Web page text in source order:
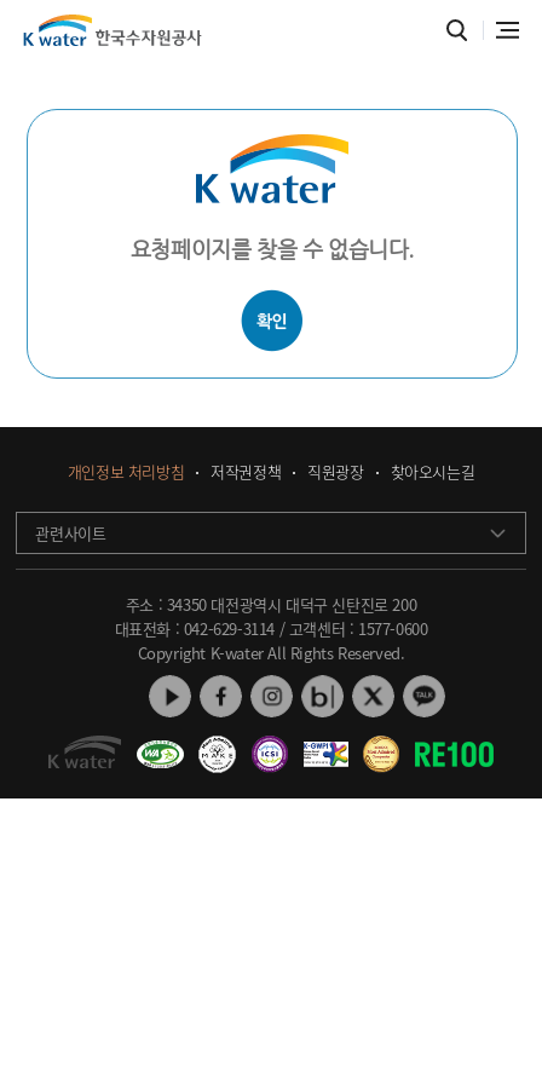
요청페이지를 찾을 수 없습니다.
개인정보 처리방침 저작권정책 직원광장 찾아오시는길
관련사이트
주소 : 34350 대전광역시 대덕구 신탄진로 200
대표전화 : 042-629-3114 / 고객센터 : 1577-0600
Copyright K-water All Rights Reserved.